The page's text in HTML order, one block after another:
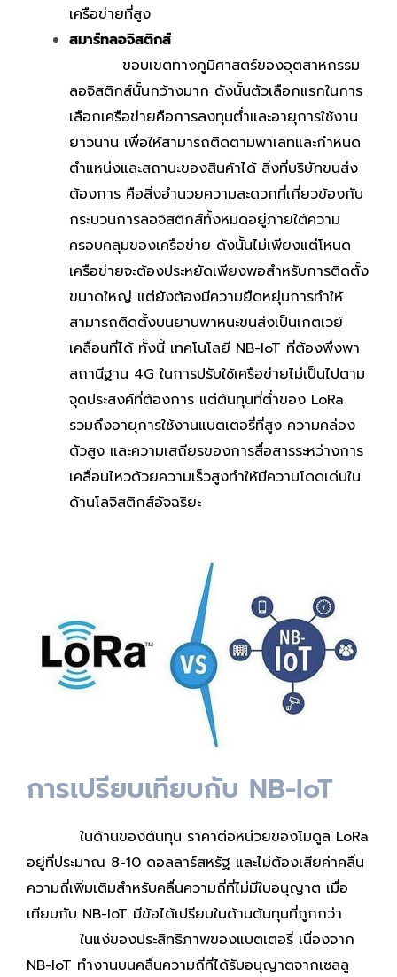
เครือข่ายที่สูง
สมาร์ทลอจิสติกส์
ขอบเขตทางภูมิศาสตร์ของอุตสาหกรรม
ลอจิสติกส์นั้นกว้างมาก ดังนั้นตัวเลือกแรกในการ
เลือกเครือข่ายคือการลงทุนต่ำและอายุการใช้งาน
ยาวนาน เพื่อให้สามารถติดตามพาเลทและกำหนด
ตำแหน่งและสถานะของสินค้าได้ สิ่งที่บริษัทขนส่ง
ต้องการ คือสิ่งอำนวยความสะดวกที่เกี่ยวข้องกับ
กระบวนการลอจิสติกส์ทั้งหมดอยู่ภายใต้ความ
ครอบคลุมของเครือข่าย ดังนั้นไม่เพียงแต่โหนด
เครือข่ายจะต้องประหยัดเพียงพอสำหรับการติดตั้ง
ขนาดใหญ่ แต่ยังต้องมีความยืดหยุ่นการทำให้
สามารถติดตั้งบนยานพาหนะขนส่งเป็นเกตเวย์
เคลื่อนที่ได้ ทั้งนี้ เทคโนโลยี NB-IoT ที่ต้องพึ่งพา
สถานีฐาน 4G ในการปรับใช้เครือข่ายไม่เป็นไปตาม
จุดประสงค์ที่ต้องการ แต่ต้นทุนที่ต่ำของ LoRa
รวมถึงอายุการใช้งานแบตเตอรี่ที่สูง ความคล่อง
ตัวสูง และความเสถียรของการสื่อสารระหว่างการ
เคลื่อนไหวด้วยความเร็วสูงทำให้มีความโดดเด่นใน
ด้านโลจิสติกส์อัจฉริยะ
การเปรียบเทียบกับ NB-IoT
ในด้านของต้นทุน ราคาต่อหน่วยของโมดูล LoRa
อยู่ที่ประมาณ 8-10 ดอลลาร์สหรัฐ และไม่ต้องเสียค่าคลื่น
ความถี่เพิ่มเติมสำหรับคลื่นความถี่ที่ไม่มีใบอนุญาต เมื่อ
เทียบกับ NB-IoT มีข้อได้เปรียบในด้านต้นทุนที่ถูกกว่า
ในแง่ของประสิทธิภาพของแบตเตอรี่ เนื่องจาก
NB-IoT ทำงานบนคลื่นความถี่ที่ได้รับอนุญาตจากเซลลู